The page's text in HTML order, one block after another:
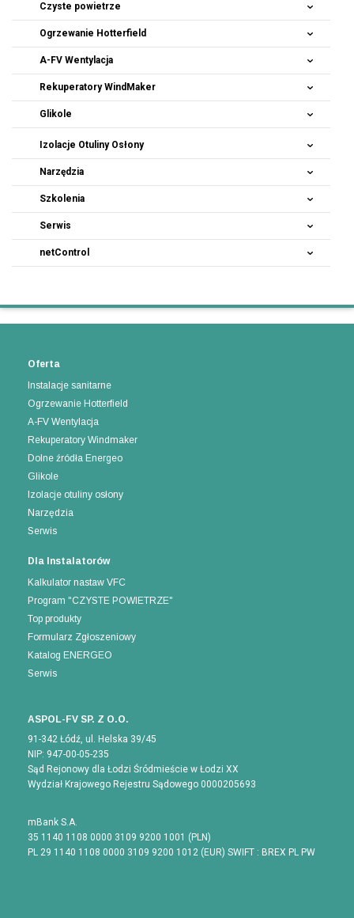
Czyste powietrze
Ogrzewanie Hotterfield
A-FV Wentylacja
RekuperatoryWindMaker
Glikole
Izolacje Otuliny Osłony
Narzędzia
Szkolenia
Serwis
netControl
Oferta
Instalacje sanitarne
Ogrzewanie Hotterfield
A-FV Wentylacja
Rekuperatory Windmaker
Dolne źródła Energeo
Glikole
Izolacje otuliny osłony
Narzędzia
Serwis
Dla Instalatorów
Kalkulator nastaw VFC
Program "CZYSTE POWIETRZE"
Top produkty
Formularz Zgłoszeniowy
Katalog ENERGEO
Serwis
ASPOL-FV SP. Z O.O.
91-342 Łódź, ul. Helska 39/45
NIP: 947-00-05-235
Sąd Rejonowy dla Łodzi Śródmieście w Łodzi XX
Wydział Krajowego Rejestru Sądowego 0000205693
mBank S.A.
35 1140 1108 0000 3109 9200 1001 (PLN)
PL 29 1140 1108 0000 3109 9200 1012 (EUR) SWIFT : BREX PL PW